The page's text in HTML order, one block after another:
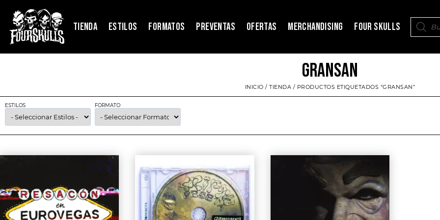
TIENDA ESTILOS FORMATOS PREVENTAS OFERTAS MERCHANDISING FOUR SKULLS
GRANSAN
INICIO /TIENDA / PRODUCTOS ETIQUETADOS “GRANSAN”
ESTILOS FORMATO